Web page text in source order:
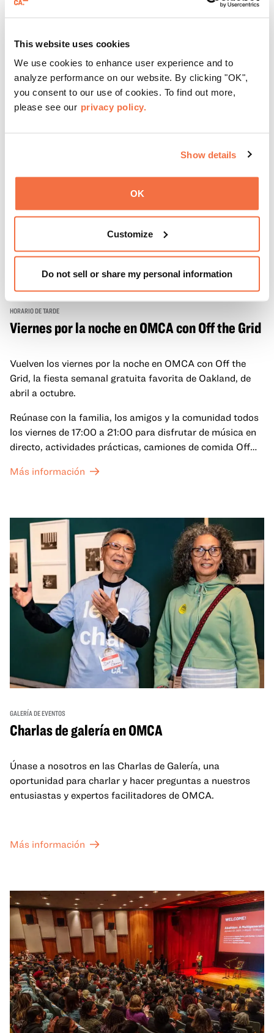
This website uses cookies
We use cookies to enhance user experience and to
analyze performance on our website. By clicking "OK",
you consent to our use of cookies. To find out more,
please see our privacy policy.
Show details
OK
Customize
Do not sell or share my personal information
el Town Fare Cafe, del chef Michele McQueen, donde
podrás disfrutar de bebidas y aperitivos con música de
fondo, o explora las galerías, que cobran vida por la noche
con una mezcla de actuaciones improvisadas, charlas,
sesiones de dibujo en directo y mucho más... ¡solo para
Más información
HORARIO DE TARDE
Viernes por la noche en OMCA con Off the Grid
Vuelven los viernes por la noche en OMCA con Off the
Grid, la fiesta semanal gratuita favorita de Oakland, de
abril a octubre.
Reúnase con la familia, los amigos y la comunidad todos
los viernes de 17:00 a 21:00 para disfrutar de música en
directo, actividades prácticas, camiones de comida Off
exposiciones especiales, con una
Más información
GALERÍA DE EVENTOS
Charlas de galería en OMCA
Únase a nosotros en las Charlas de Galería, una
oportunidad para charlar y hacer preguntas a nuestros
entusiastas y expertos facilitadores de OMCA.
Más información